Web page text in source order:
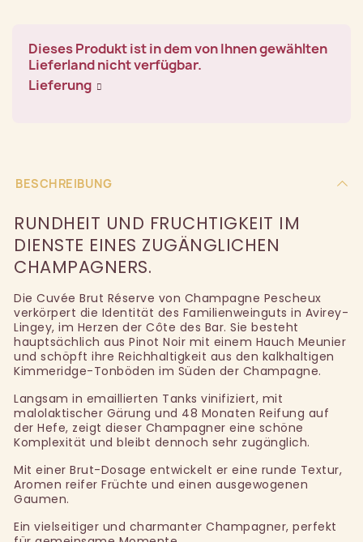
Dieses Produkt ist in dem von Ihnen gewählten
Lieferland nicht verfügbar.
Lieferung
BESCHREIBUNG
RUNDHEIT UND FRUCHTIGKEIT IM
DIENSTE EINES ZUGÄNGLICHEN
CHAMPAGNERS.
Die Cuvée Brut Réserve von Champagne Pescheux
verkörpert die Identität des Familienweinguts in Avirey-
Lingey, im Herzen der Côte des Bar. Sie besteht
hauptsächlich aus Pinot Noir mit einem Hauch Meunier
und schöpft ihre Reichhaltigkeit aus den kalkhaltigen
Kimmeridge-Tonböden im Süden der Champagne.
Langsam in emaillierten Tanks vinifiziert, mit
malolaktischer Gärung und 48 Monaten Reifung auf
der Hefe, zeigt dieser Champagner eine schöne
Komplexität und bleibt dennoch sehr zugänglich.
Mit einer Brut-Dosage entwickelt er eine runde Textur,
Aromen reifer Früchte und einen ausgewogenen
Gaumen.
Ein vielseitiger und charmanter Champagner, perfekt